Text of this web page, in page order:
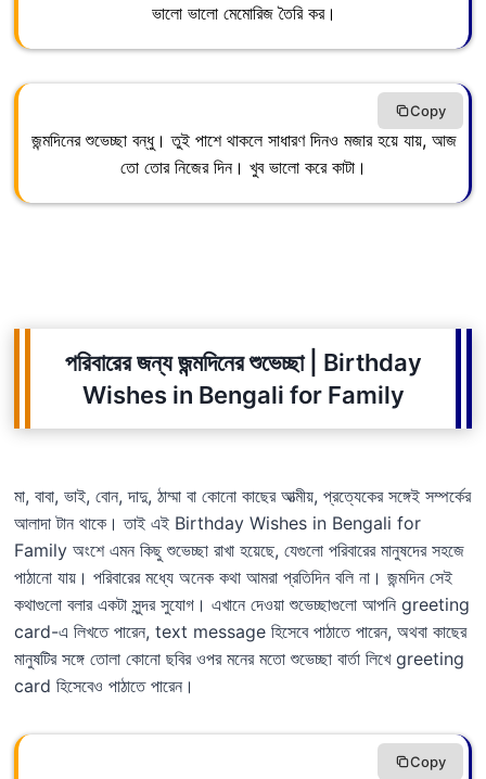
ভালো ভালো মেমোরিজ তৈরি কর।
জন্মদিনের শুভেচ্ছা বন্ধু। তুই পাশে থাকলে সাধারণ দিনও মজার হয়ে যায়, আজ
তো তোর নিজের দিন। খুব ভালো করে কাটা।
Copy
পরিবারের জন্য জন্মদিনের শুভেচ্ছা | Birthday
Wishes in Bengali for Family
মা, বাবা, ভাই, বোন, দাদু, ঠাম্মা বা কোনো কাছের আত্মীয়, প্রত্যেকের সঙ্গেই সম্পর্কের
আলাদা টান থাকে। তাই এই Birthday Wishes in Bengali for
Family অংশে এমন কিছু শুভেচ্ছা রাখা হয়েছে, যেগুলো পরিবারের মানুষদের সহজে
পাঠানো যায়। পরিবারের মধ্যে অনেক কথা আমরা প্রতিদিন বলি না। জন্মদিন সেই
কথাগুলো বলার একটা সুন্দর সুযোগ। এখানে দেওয়া শুভেচ্ছাগুলো আপনি greeting
card-এ লিখতে পারেন, text message হিসেবে পাঠাতে পারেন, অথবা কাছের
মানুষটির সঙ্গে তোলা কোনো ছবির ওপর মনের মতো শুভেচ্ছা বার্তা লিখে greeting
card হিসেবেও পাঠাতে পারেন।
Copy